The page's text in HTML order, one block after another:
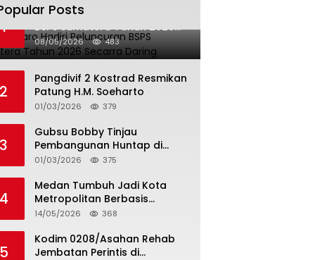
Posts
1
Bupati Karo Hadiri Peluncuran
BSPS Sumatera Tahun 2026
Secarra Daring
08/05/2026 483
2
Pangdivif 2 Kostrad Resmikan
Patung H.M. Soeharto
01/03/2026 379
3
Gubsu Bobby Tinjau
Pembangunan Huntap di
Tapteng
01/03/2026 375
4
Medan Tumbuh Jadi Kota
Metropolitan Berbasis
Teknologi
14/05/2026 368
5
Kodim 0208/Asahan Rehab
Jembatan Perintis di